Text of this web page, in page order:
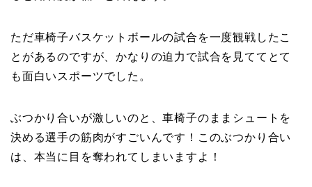
ただ車椅子バスケットボールの試合を一度観戦したこ
とがあるのですが、かなりの迫力で試合を見ててとて
も面白いスポーツでした。
ぶつかり合いが激しいのと、車椅子のままシュートを
決める選手の筋肉がすごいんです！このぶつかり合い
は、本当に目を奪われてしまいますよ！